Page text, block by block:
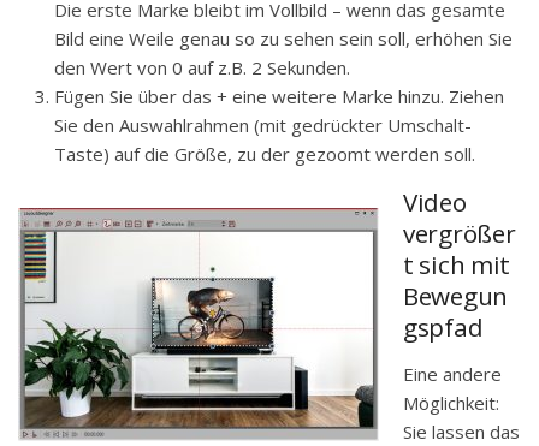
Die erste Marke bleibt im Vollbild – wenn das gesamte
Bild eine Weile genau so zu sehen sein soll, erhöhen Sie
den Wert von 0 auf z.B. 2 Sekunden.
Fügen Sie über das + eine weitere Marke hinzu. Ziehen
Sie den Auswahlrahmen (mit gedrückter Umschalt-
Taste) auf die Größe, zu der gezoomt werden soll.
Video
vergrößer
t sich mit
Bewegun
gspfad
Eine andere
Möglichkeit:
Sie lassen das